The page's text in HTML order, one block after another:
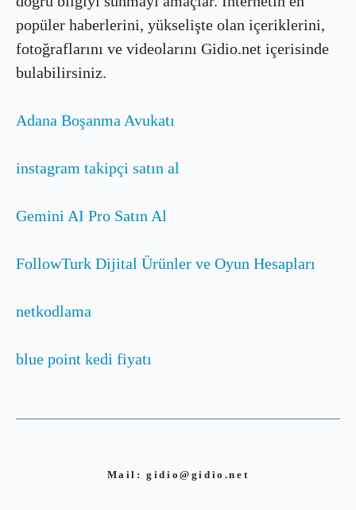
popüler haberlerini, yükselişte olan içeriklerini,
fotoğraflarını ve videolarını Gidio.net içerisinde
bulabilirsiniz.
Adana Boşanma Avukatı
instagram takipçi satın al
Gemini AI Pro Satın Al
FollowTurk Dijital Ürünler ve Oyun Hesapları
netkodlama
blue point kedi fiyatı
Mail: gidio@gidio.net